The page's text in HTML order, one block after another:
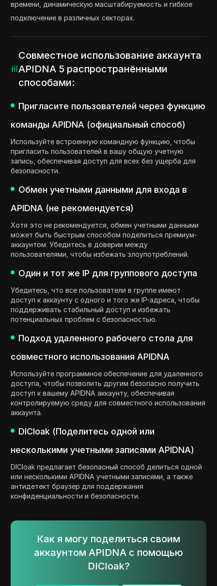
времени, динамическую масштабируемость и гибкое
подключение в различных секторах.
Совместное использование аккаунта
APIDNA 5 распространёнными
способами:
Пригласите пользователей через функцию
команды APIDNA (официальный способ)
Используйте встроенную командную функцию, чтобы
пригласить пользователей в вашу общую учетную
запись, обеспечивая доступ для всех без ущерба для
безопасности.
Обмен учетными данными для входа в
APIDNA (не рекомендуется)
Хотя это не рекомендуется, обмен учетными данными
может быть быстрым способом поделиться премиум-
аккаунтом. Убедитесь в доверии между
пользователями, чтобы избежать злоупотреблений.
Один и тот же IP для группового доступа
Убедитесь, что все пользователи в группе имеют
доступ к аккаунту с одного и того же IP-адреса, чтобы
поддерживать стабильный доступ и избежать
потенциальных проблем с безопасностью.
Подход удаленного рабочего стола для
совместного использования APIDNA
Используйте программное обеспечение для удаленного
доступа, чтобы позволить другим безопасно получить
доступ к вашему APIDNA аккаунту, обеспечивая
контролируемую среду для совместного использования
аккаунта.
DICloak (Поделитесь одной или
несколькими учетными записями APIDNA)
DICloak предлагает безопасный способ делиться одной
или несколькими APIDNA учетными записями, а также
антидетект браузер для поддержания
конфиденциальности и безопасности.
Как я могу поделиться своим
аккаунтом APIDNA с помощью
DICloak?